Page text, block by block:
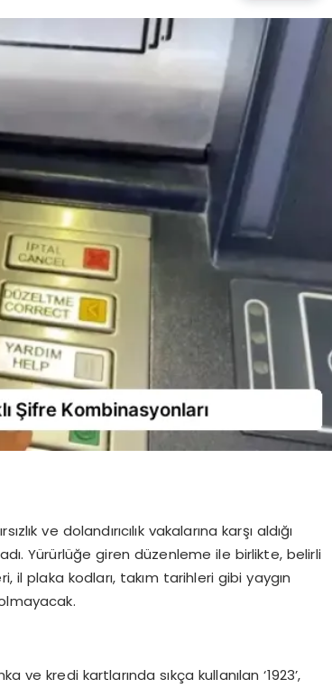
ve dolandırıcılık vakalarına karşı aldığı
Yürürlüğe giren düzenleme ile birlikte, belirli
il plaka kodları, takım tarihleri gibi yaygın
kredi kartlarında sıkça kullanılan ‘1923’,